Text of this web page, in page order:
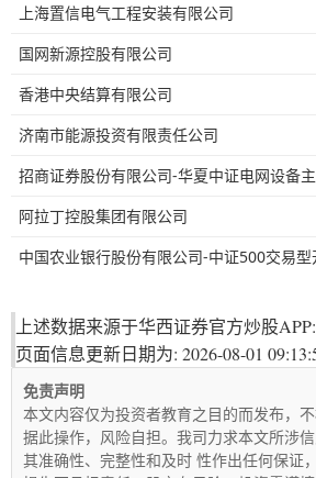
上海置信电气工程安装有限公司
国网新源控股有限公司
香港中央结算有限公司
济南市能源投资有限责任公司
招商证券股份有限公司-华夏中证电网设备
阿拉丁控股集团有限公司
中国农业银行股份有限公司-中证500交易
上述数据来源于华西证券官方炒股
页面信息更新日期为: 2026-08-01
免责声明
本文内容仅为投资者教育之目的而发布，
据此操作，风险自担。我司力求本文所涉
其准确性、完整性和及时 性作出任何保证